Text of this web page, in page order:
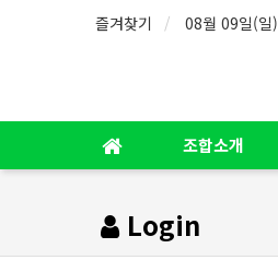
즐겨찾기 08월 09일(일)
조합소개
Login